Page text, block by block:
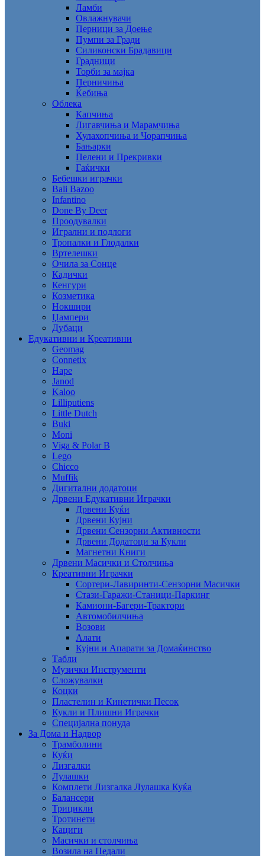
Ламби
Овлажнувачи
Перници за Доење
Пумпи за Гради
Силиконски Брадавици
Градници
Торби за мајка
Перничиња
Ќебиња
Облека
Капчиња
Лигавчиња и Марамчиња
Хулахопчиња и Чорапчиња
Бањарки
Пелени и Прекривки
Гаќички
Бебешки играчки
Bali Bazoo
Infantino
Done By Deer
Проодувалки
Игрални и подлоги
Тропалки и Глодалки
Вртелешки
Очила за Сонце
Кадички
Кенгури
Козметика
Нокшири
Џампери
Дубаци
Едукативни и Креативни
Geomag
Connetix
Hape
Janod
Kaloo
Lilliputiens
Little Dutch
Buki
Moni
Viga & Polar B
Lego
Chicco
Muffik
Дигитални додатоци
Дрвени Едукативни Играчки
Дрвени Куќи
Дрвени Кујни
Дрвени Сензорни Активности
Дрвени Додатоци за Кукли
Магнетни Книги
Дрвени Масички и Столчиња
Креативни Играчки
Сортери-Лавиринти-Сензорни Масички
Стази-Гаражи-Станици-Паркинг
Камиони-Багери-Трактори
Автомобилчиња
Возови
Алати
Кујни и Апарати за Домаќинство
Табли
Музички Инструменти
Сложувалки
Коцки
Пластелин и Кинетички Песок
Кукли и Плишни Играчки
Специјална понуда
За Дома и Надвор
Трамболини
Куќи
Лизгалки
Лулашки
Комплети Лизгалка Лулашка Куќа
Балансери
Трицикли
Тротинети
Кациги
Mасички и столчиња
Возила на Педали